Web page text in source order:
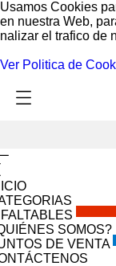
Usamos Cookies
en nuestra Web,
nalizar el trafico de
Ver Politica de
SOMOS?
DE VENTA